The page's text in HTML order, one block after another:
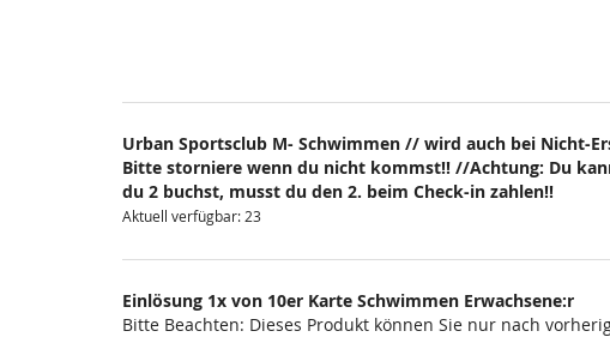
Urban Sportsclub M- Schwimmen // wird auch bei Nicht-
Bitte storniere wenn du nicht kommst!! //Achtung: Du
du 2 buchst, musst du den 2. beim Check-in zahlen!!
Aktuell verfügbar: 23
Einlösung 1x von 10er Karte Schwimmen Erwachsene:r
Bitte Beachten: Dieses Produkt können Sie nur nach